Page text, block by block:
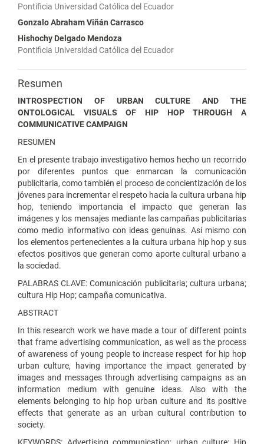
Pontificia Universidad Católica del Ecuador
Gonzalo Abraham Viñán Carrasco
Hishochy Delgado Mendoza
Pontificia Universidad Católica del Ecuador
Resumen
INTROSPECTION OF URBAN CULTURE AND THE
ONTOLOGICAL VISUALS OF HIP HOP THROUGH A
COMMUNICATIVE CAMPAIGN
RESUMEN
En el presente trabajo investigativo hemos hecho un recorrido
por diferentes puntos que enmarcan la comunicación
publicitaria, como también el proceso de concientización de los
jóvenes para incrementar el respeto hacia la cultura urbana hip
hop, teniendo importancia el impacto que generan las
imágenes y los mensajes mediante las campañas publicitarias
como medio informativo con ideas genuinas. Así mismo con
los elementos pertenecientes a la cultura urbana hip hop y sus
efectos positivos que generan como aporte cultural urbano a
la sociedad.
PALABRAS CLAVE: Comunicación publicitaria; cultura urbana;
cultura Hip Hop; campaña comunicativa.
ABSTRACT
In this research work we have made a tour of different points
that frame advertising communication, as well as the process
of awareness of young people to increase respect for hip hop
urban culture, having importance the impact generated by
images and messages through advertising campaigns as an
information medium with genuine ideas. Also with the
elements belonging to hip hop urban culture and its positive
effects that generate as an urban cultural contribution to
society.